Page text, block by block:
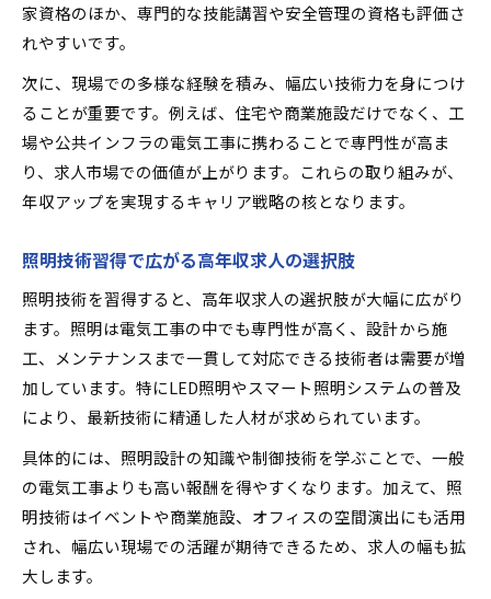
家資格のほか、専門的な技能講習や安全管理の資格も評価さ
れやすいです。
次に、現場での多様な経験を積み、幅広い技術力を身につけ
ることが重要です。例えば、住宅や商業施設だけでなく、工
場や公共インフラの電気工事に携わることで専門性が高ま
り、求人市場での価値が上がります。これらの取り組みが、
年収アップを実現するキャリア戦略の核となります。
照明技術習得で広がる高年収求人の選択肢
照明技術を習得すると、高年収求人の選択肢が大幅に広がり
ます。照明は電気工事の中でも専門性が高く、設計から施
工、メンテナンスまで一貫して対応できる技術者は需要が増
加しています。特にLED照明やスマート照明システムの普及
により、最新技術に精通した人材が求められています。
具体的には、照明設計の知識や制御技術を学ぶことで、一般
の電気工事よりも高い報酬を得やすくなります。加えて、照
明技術はイベントや商業施設、オフィスの空間演出にも活用
され、幅広い現場での活躍が期待できるため、求人の幅も拡
大します。